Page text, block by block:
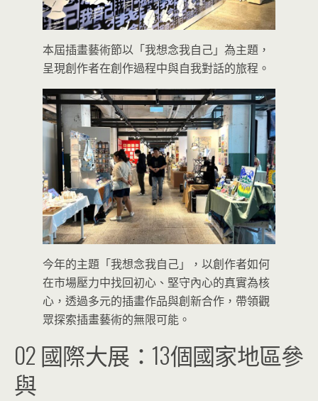
本屆插畫藝術節以「我想念我自己」為主題，
呈現創作者在創作過程中與自我對話的旅程。
今年的主題「我想念我自己」，以創作者如何
在市場壓力中找回初心、堅守內心的真實為核
心，透過多元的插畫作品與創新合作，帶領觀
眾探索插畫藝術的無限可能。
02 國際大展：13個國家地區參
與